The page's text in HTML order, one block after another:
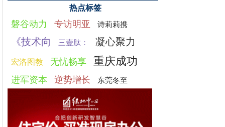
热点标签
磐谷动力 专访明亚 诗莉莉携
《技术向 三壹肽： 凝心聚力
宏洛图教 无忧畅享 重庆成功
进军资本 逆势增长 东莞冬至